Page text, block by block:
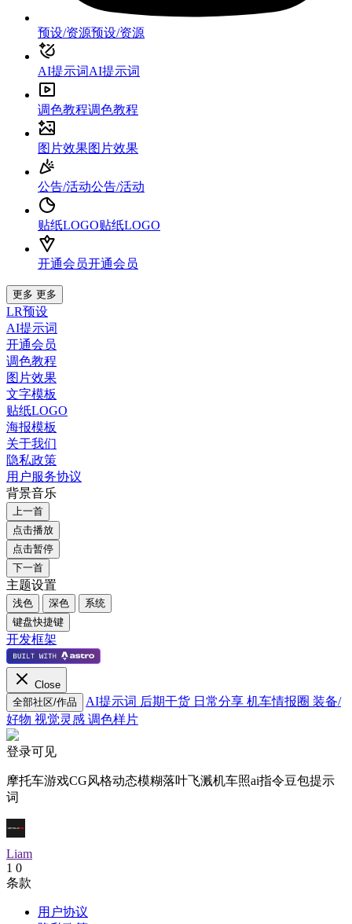
预设/资源预设/资源
AI提示词AI提示词
调色教程调色教程
图片效果图片效果
公告/活动公告/活动
贴纸LOGO贴纸LOGO
开通会员开通会员
更多 更多
LR预设
AI提示词
开通会员
调色教程
图片效果
文字模板
贴纸LOGO
海报模板
关于我们
隐私政策
用户服务协议
背景音乐
上一首
点击播放
点击暂停
下一首
主题设置
浅色 深色
系统
键盘快捷键
开发框架
Close
全部社区/作品
AI提示词 后期干货 日常分享 机车情报圈 装备/
好物 视觉灵感 调色样片
登录可见
摩托车游戏CG风格动态模糊落叶飞溅机车照ai指令豆包提示
词
Liam
1 0
条款
用户协议